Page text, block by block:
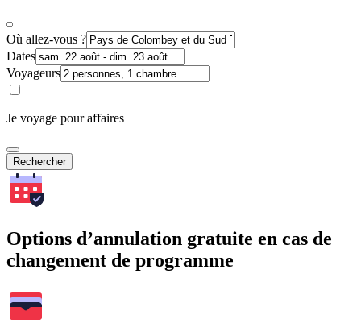
Où allez-vous ?
Dates
Voyageurs
Je voyage pour affaires
Rechercher
Options d’annulation gratuite en cas de
changement de programme